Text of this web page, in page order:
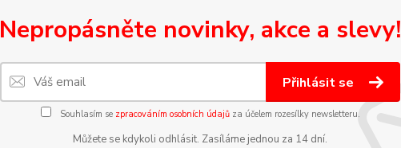
Nepropásněte novinky, akce a slevy!
Přihlásit se
Souhlasím se zpracováním osobních údajůza účelem rozesílky newsletteru.
Můžete se kdykoli odhlásit. Zasíláme jednou za 14 dní.